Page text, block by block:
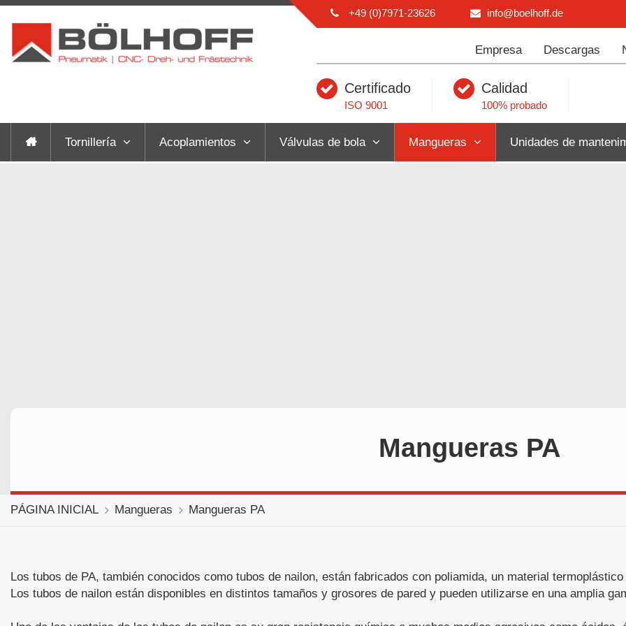
+49 (0)7971-23626 info@boelhoff.de
Empresa Descargas
Certificado
ISO 9001
Calidad
100% probado
Tornillería Acoplamientos Válvulas de bola Mangueras Unidades de
Mangueras PA
PÁGINA INICIAL Mangueras Mangueras PA
Los tubos de PA, también conocidos como tubos de nailon, están fabricados con poliamida, un material
Los tubos de nailon están disponibles en distintos tamaños y grosores de pared y pueden utilizarse en una amplia